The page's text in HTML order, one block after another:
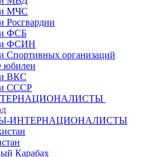
МЧС
Росгвардии
ФСБ
ФСИН
Спортивных организаций
юбилеи
ВКС
СССР
ИНТЕРНАЦИОНАЛИСТЫ
Карабах